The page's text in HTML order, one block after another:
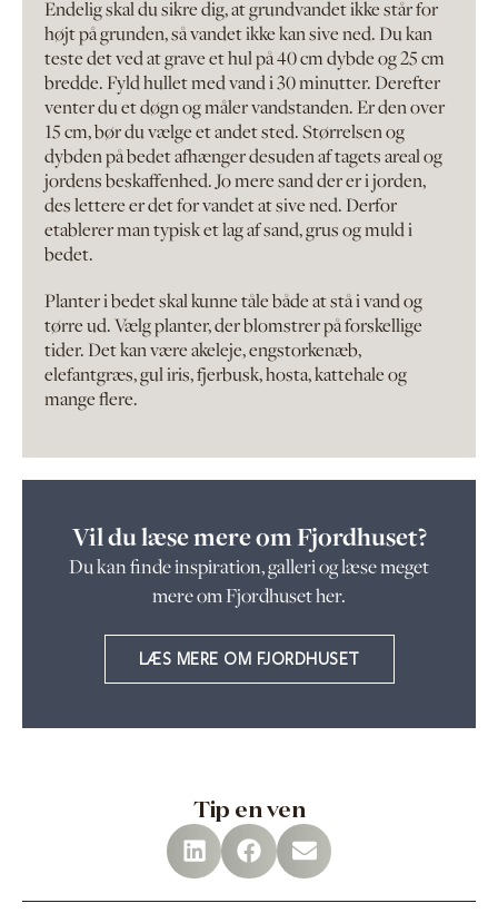
Endelig skal du sikre dig, at grundvandet ikke står for
højt på grunden, så vandet ikke kan sive ned. Du kan
teste det ved at grave et hul på 40 cm dybde og 25 cm
bredde. Fyld hullet med vand i 30 minutter. Derefter
venter du et døgn og måler vandstanden. Er den over
15 cm, bør du vælge et andet sted. Størrelsen og
dybden på bedet afhænger desuden af tagets areal og
jordens beskaffenhed. Jo mere sand der er i jorden,
des lettere er det for vandet at sive ned. Derfor
etablerer man typisk et lag af sand, grus og muld i
bedet.
Planter i bedet skal kunne tåle både at stå i vand og
tørre ud. Vælg planter, der blomstrer på forskellige
tider. Det kan være akeleje, engstorkenæb,
elefantgræs, gul iris, fjerbusk, hosta, kattehale og
mange flere.
Vil du læse mere om Fjordhuset?
Du kan finde inspiration, galleri og læse meget
mere om Fjordhuset her.
LÆS MERE OM FJORDHUSET
Tip en ven